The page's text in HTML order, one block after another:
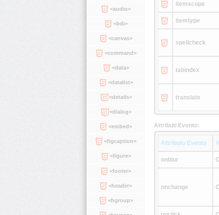
<audio>
<bdi>
<canvas>
<command>
<data>
<datalist>
<details>
<dialog>
<embed>
<figcaption>
<figure>
<footer>
<header>
<hgroup>
itemscope
itemtype
spellcheck
tabindex
translate
Attributi Evento:
Attributo Evento
onblur
onchange